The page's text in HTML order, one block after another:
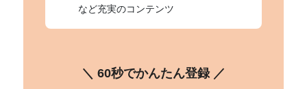
など充実のコンテンツ
＼ 60秒でかんたん登録 ／